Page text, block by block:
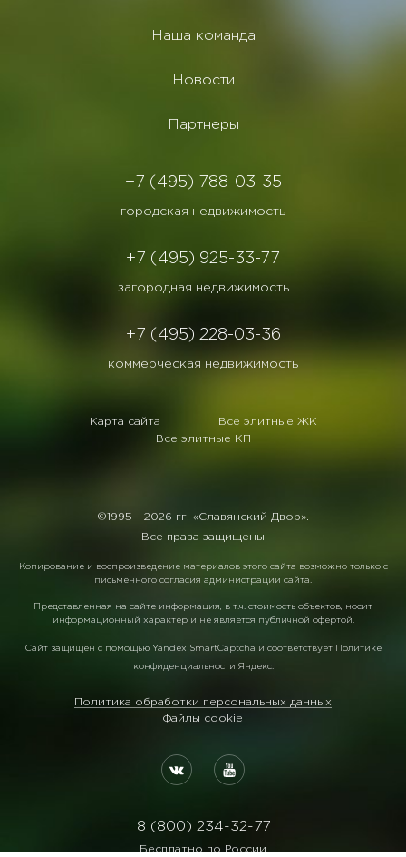
Наша команда
Новости
Партнеры
+7 (495) 788-03-35
городская недвижимость
+7 (495) 925-33-77
загородная недвижимость
+7 (495) 228-03-36
коммерческая недвижимость
Карта сайта
Все элитные ЖК
Все элитные КП
©1995 - 2026 гг. «Славянский Двор».
Все права защищены
Копирование и воспроизведение материалов этого сайта возможно только с
письменного согласия администрации сайта.
Представленная на сайте информация, в т.ч. стоимость объектов, носит
информационный характер и не является публичной офертой.
Сайт защищен с помощью Yandex SmartCaptcha и соответствует Политике
конфиденциальности Яндекс.
Политика обработки персональных данных
Файлы cookie
8 (800) 234-32-77
Бесплатно по России